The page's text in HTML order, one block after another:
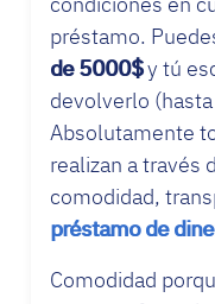
préstamo.
de 5000$y tú
devolverlo
Absolutamente
realizan a través
comodidad,
préstamo de
Comodidad